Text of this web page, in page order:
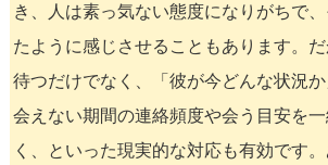
き、人は素っ気ない態度になりがちで
たように感じさせることもあります。
待つだけでなく、「彼が今どんな状況か
会えない期間の連絡頻度や会う目安を
く、といった現実的な対応も有効です